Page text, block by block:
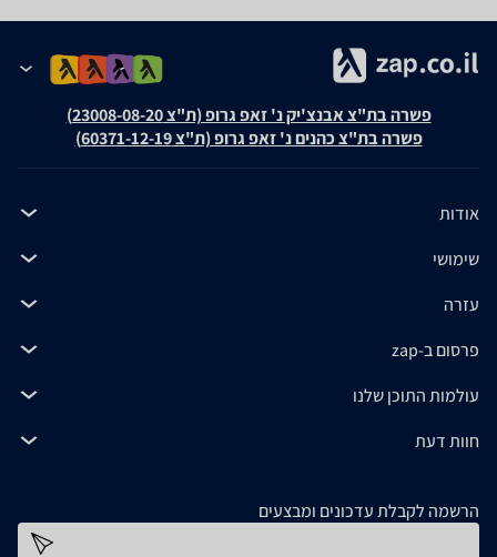
פשרה בת"צ אבנצ'יק נ' זאפ גרופ (ת"צ 23008-08-20)
פשרה בת"צ כהנים נ' זאפ גרופ (ת"צ 60371-12-19)
אודות
שימושי
עזרה
פרסום ב-zap
עולמות התוכן שלנו
חוות דעת
הרשמה לקבלת עדכונים ומבצעים